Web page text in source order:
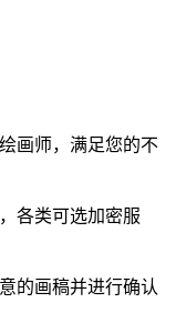
画师，满足您的不
各类可选加密服
的画稿并进行确认